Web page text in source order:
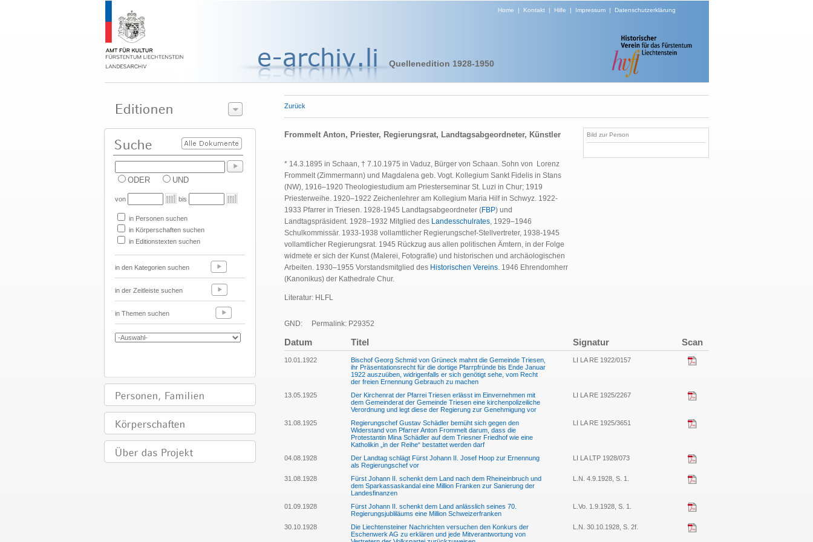
Home | Kontakt| Hilfe | Impressum| Datenschutzerklärung
Quellenedition 1928-1950
ODER UND
von bis
in Personen suchen
in Körperschaften suchen
in Editionstexten suchen
in den Kategorien suchen
in der Zeitleiste suchen
in Themen suchen
Zurück
Frommelt Anton, Priester, Regierungsrat, Landtagsabgeordneter, Künstler
* 14.3.1895 in Schaan, † 7.10.1975 in Vaduz, Bürger von Schaan. Sohn von Lorenz
Frommelt (Zimmermann) und Magdalena geb. Vogt. Kollegium Sankt Fidelis in Stans
(NW), 1916–1920 Theologiestudium am Priesterseminar St. Luzi in Chur; 1919
Priesterweihe. 1920–1922 Zeichenlehrer am Kollegium Maria Hilf in Schwyz. 1922-
1933 Pfarrer in Triesen. 1928-1945 Landtagsabgeordneter (FBP) und
Landtagspräsident. 1928–1932 Mitglied des Landesschulrates, 1929–1946
Schulkommissär. 1933-1938 vollamtlicher Regierungschef-Stellvertreter, 1938-1945
vollamtlicher Regierungsrat. 1945 Rückzug aus allen politischen Ämtern, in der Folge
widmete er sich der Kunst (Malerei, Fotografie) und historischen und archäologischen
Arbeiten. 1930–1955 Vorstandsmitglied des Historischen Vereins. 1946 Ehrendomherr
(Kanonikus) der Kathedrale Chur.
Literatur: HLFL
GND: Permalink: P29352
Bild zur Person
Datum Titel Signatur Scan
10.01.1922
Bischof Georg Schmid von Grüneck mahnt die Gemeinde Triesen,
ihr Präsentationsrecht für die dortige Pfarrpfründe bis Ende Januar
1922 auszuüben, widrigenfalls er sich genötigt sehe, vom Recht
der freien Ernennung Gebrauch zu machen
LI LA RE 1922/0157
13.05.1925
Der Kirchenrat der Pfarrei Triesen erlässt im Einvernehmen mit
dem Gemeinderat der Gemeinde Triesen eine kirchenpolizeiliche
Verordnung und legt diese der Regierung zur Genehmigung vor
LI LA RE 1925/2267
31.08.1925
Regierungschef Gustav Schädler bemüht sich gegen den
Widerstand von Pfarrer Anton Frommelt darum, dass die
Protestantin Mina Schädler auf dem Triesner Friedhof wie eine
Katholikin „in der Reihe“ bestattet werden darf
LI LA RE 1925/3651
04.08.1928
Der Landtag schlägt Fürst Johann II. Josef Hoop zur Ernennung
als Regierungschef vor
LI LA LTP 1928/073
31.08.1928
Fürst Johann II. schenkt dem Land nach dem Rheineinbruch und
dem Sparkassaskandal eine Million Franken zur Sanierung der
Landesfinanzen
L.N. 4.9.1928, S. 1.
01.09.1928
Fürst Johann II. schenkt dem Land anlässlich seines 70.
Regierungsjubliläums eine Million Schweizerfranken
L.Vo. 1.9.1928, S. 1.
30.10.1928
Die Liechtensteiner Nachrichten versuchen den Konkurs der
Eschenwerk AG zu erklären und jede Mitverantwortung von
L.N. 30.10.1928, S. 2f.